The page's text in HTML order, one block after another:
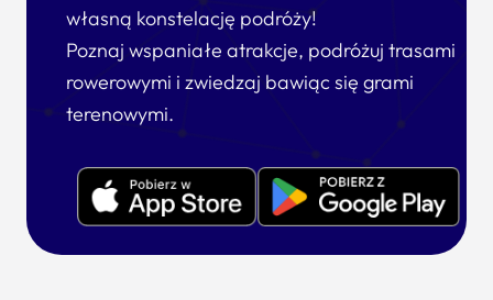
własną konstelację podróży!
Poznaj wspaniałe atrakcje, podróżuj trasami
rowerowymi i zwiedzaj bawiąc się grami
terenowymi.